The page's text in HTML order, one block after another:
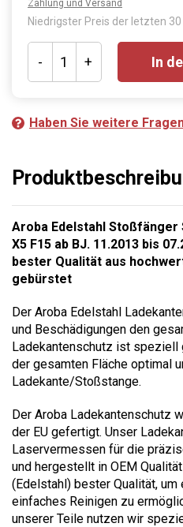
Zahlung und Versand
Niedrigster Preis der letzten 30
- + In
Haben Sie weitere
Aroba Edelstahl Stoßfänger
X5 F15 ab BJ. 11.2013 bis
bester Qualität aus
gebürstet
Der Aroba Edelstahl
und Beschädigungen den
Ladekantenschutz ist
der gesamten Fläche optimal
Ladekante/Stoßstange.
Der Aroba Ladekantenschutz
der EU gefertigt. Unser
Laservermessen für die
und hergestellt in OEM
(Edelstahl) bester Qualität,
einfaches Reinigen zu
unserer Teile nutzen wir